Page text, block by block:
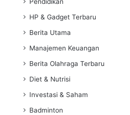
HP & Gadget Terbaru
Berita Utama
Manajemen Keuangan
Berita Olahraga Terbaru
Diet & Nutrisi
Investasi & Saham
Badminton